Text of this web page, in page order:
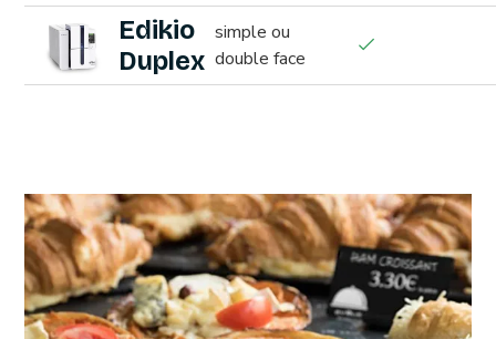
Edikio
Duplex
simple ou
double face